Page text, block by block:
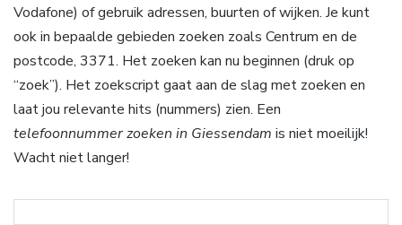
Vodafone) of gebruik adressen, buurten of wijken. Je kunt
ook in bepaalde gebieden zoeken zoals Centrum en de
postcode, 3371. Het zoeken kan nu beginnen (druk op
“zoek”). Het zoekscript gaat aan de slag met zoeken en
laat jou relevante hits (nummers) zien. Een
telefoonnummer zoeken in Giessendam is niet moeilijk!
Wacht niet langer!